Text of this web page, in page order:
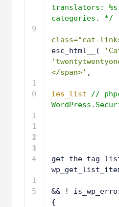
9
1
0
1
1
1
2
1
3
1
4
1
5
translators:
categories. */
class="cat-
esc_html__(
</span>' ,
ies_list
//
&& !
{